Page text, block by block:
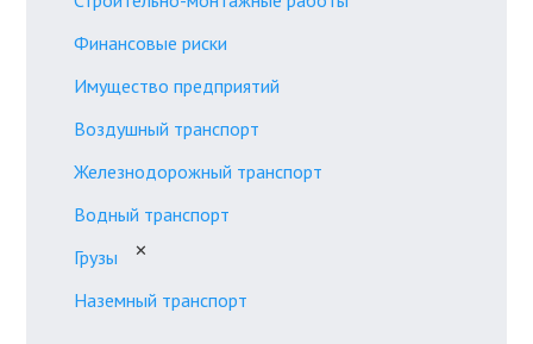
Финансовые риски
Имущество предприятий
Воздушный транспорт
Железнодорожный транспорт
Водный транспорт
Грузы
✕
Наземный транспорт